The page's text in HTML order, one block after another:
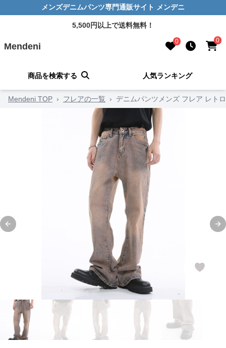
メンズデニムパンツ専門通販サイト メンデニ
5,500円以上で送料無料！
Mendeni 0 0
商品を検索する 人気ランキング
Mendeni TOP › フレアの一覧 › デニムパンツメンズ フレア レト
Previous slide